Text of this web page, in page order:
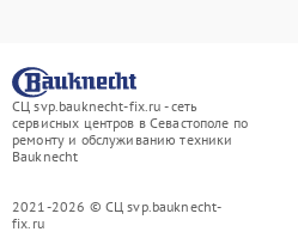
СЦ svp.bauknecht-fix.ru - сеть
сервисных центров в Севастополе по
ремонту и обслуживанию техники
Bauknecht
2021-2026 © СЦ svp.bauknecht-
fix.ru